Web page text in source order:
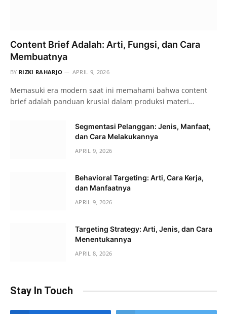
Content Brief Adalah: Arti, Fungsi, dan Cara
Membuatnya
BY RIZKI RAHARJO APRIL 9, 2026
Memasuki era modern saat ini memahami bahwa content
brief adalah panduan krusial dalam produksi materi…
Segmentasi Pelanggan: Jenis, Manfaat,
dan Cara Melakukannya
APRIL 9, 2026
Behavioral Targeting: Arti, Cara Kerja,
dan Manfaatnya
APRIL 9, 2026
Targeting Strategy: Arti, Jenis, dan Cara
Menentukannya
APRIL 8, 2026
Stay In Touch